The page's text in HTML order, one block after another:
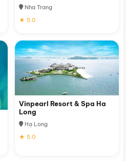
Nha Trang
★ 5.0
Vinpearl Resort & Spa Ha
Long
Hạ Long
★ 5.0